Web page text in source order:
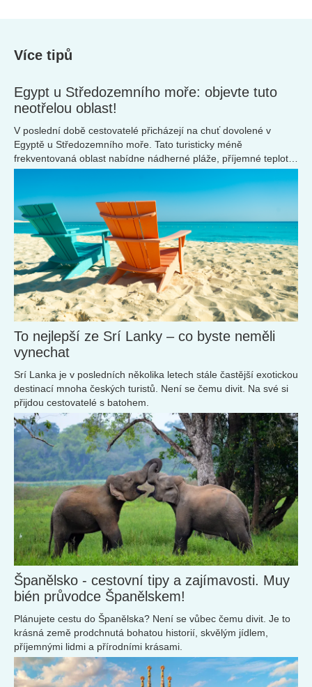
Více tipů
Egypt u Středozemního moře: objevte tuto
neotřelou oblast!
V poslední době cestovatelé přicházejí na chuť dovolené v
Egyptě u Středozemního moře. Tato turisticky méně
frekventovaná oblast nabídne nádherné pláže, příjemné teploty
a mnoho dalšího!
To nejlepší ze Srí Lanky – co byste neměli
vynechat
Srí Lanka je v posledních několika letech stále častější exotickou
destinací mnoha českých turistů. Není se čemu divit. Na své si
přijdou cestovatelé s batohem.
Španělsko - cestovní tipy a zajímavosti. Muy
bién průvodce Španělskem!
Plánujete cestu do Španělska? Není se vůbec čemu divit. Je to
krásná země prodchnutá bohatou historií, skvělým jídlem,
příjemnými lidmi a přírodními krásami.